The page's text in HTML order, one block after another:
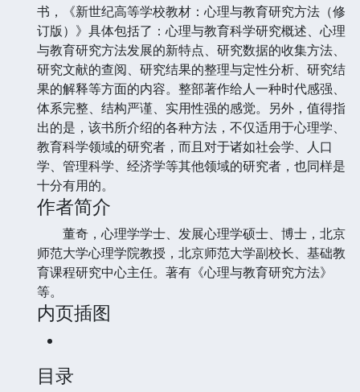
书，《新世纪高等学校教材：心理与教育研究方法（修
订版）》具体包括了：心理与教育科学研究概述、心理
与教育研究方法发展的新特点、研究数据的收集方法、
研究文献的查阅、研究结果的整理与定性分析、研究结
果的解释等方面的内容。整部著作给人一种时代感强、
体系完整、结构严谨、实用性强的感觉。另外，值得指
出的是，该书所介绍的各种方法，不仅适用于心理学、
教育科学领域的研究者，而且对于诸如社会学、人口
学、管理科学、经济学等其他领域的研究者，也同样是
十分有用的。
作者简介
董奇，心理学学士、发展心理学硕士、博士，北京
师范大学心理学院教授，北京师范大学副校长、基础教
育课程研究中心主任。著有《心理与教育研究方法》
等。
内页插图
目录